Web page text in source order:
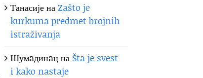
ТанасијенаZašto je
kurkuma predmet brojnih
istraživanja
Шумaдинaцна Šta je svest
i kako nastaje